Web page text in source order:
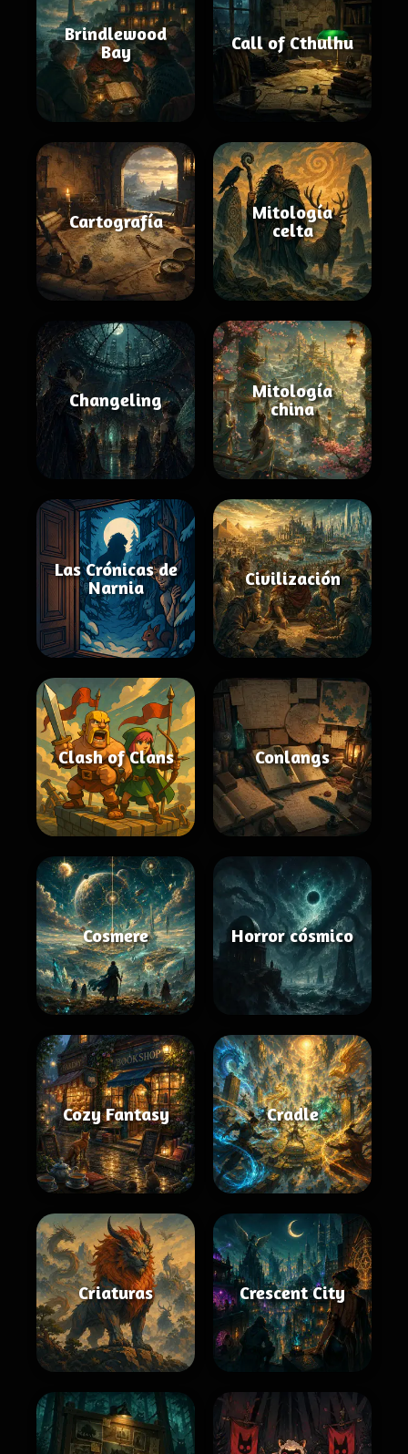
Brindlewood
Bay
Call of Cthulhu
Cartografía
Mitología
celta
Changeling
Mitología
china
Las Crónicas de
Narnia
Civilización
Clash of Clans Conlangs
Cosmere Horror cósmico
Cozy Fantasy Cradle
Criaturas Crescent City